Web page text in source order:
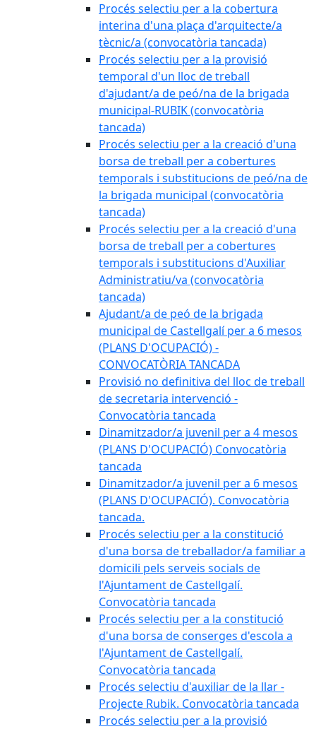
Procés selectiu per a la cobertura
interina d'una plaça d'arquitecte/a
tècnic/a (convocatòria tancada)
Procés selectiu per a la provisió
temporal d'un lloc de treball
d'ajudant/a de peó/na de la brigada
municipal-RUBIK (convocatòria
tancada)
Procés selectiu per a la creació d'una
borsa de treball per a cobertures
temporals i substitucions de peó/na de
la brigada municipal (convocatòria
tancada)
Procés selectiu per a la creació d'una
borsa de treball per a cobertures
temporals i substitucions d'Auxiliar
Administratiu/va (convocatòria
tancada)
Ajudant/a de peó de la brigada
municipal de Castellgalí per a 6 mesos
(PLANS D'OCUPACIÓ) -
CONVOCATÒRIA TANCADA
Provisió no definitiva del lloc de treball
de secretaria intervenció -
Convocatòria tancada
Dinamitzador/a juvenil per a 4 mesos
(PLANS D'OCUPACIÓ) Convocatòria
tancada
Dinamitzador/a juvenil per a 6 mesos
(PLANS D'OCUPACIÓ). Convocatòria
tancada.
Procés selectiu per a la constitució
d'una borsa de treballador/a familiar a
domicili pels serveis socials de
l'Ajuntament de Castellgalí.
Convocatòria tancada
Procés selectiu per a la constitució
d'una borsa de conserges d'escola a
l'Ajuntament de Castellgalí.
Convocatòria tancada
Procés selectiu d'auxiliar de la llar -
Projecte Rubik. Convocatòria tancada
Procés selectiu per a la provisió